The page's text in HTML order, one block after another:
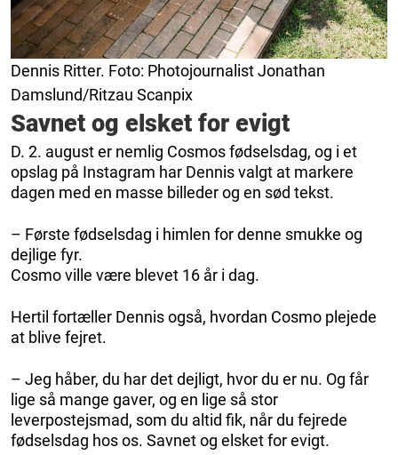
Dennis Ritter. Foto: Photojournalist Jonathan
Damslund/Ritzau Scanpix
Savnet og elsket for evigt
D. 2. august er nemlig Cosmos fødselsdag, og i et
opslag på Instagram har Dennis valgt at markere
dagen med en masse billeder og en sød tekst.
– Første fødselsdag i himlen for denne smukke og
dejlige fyr.
Cosmo ville være blevet 16 år i dag.
Hertil fortæller Dennis også, hvordan Cosmo plejede
at blive fejret.
– Jeg håber, du har det dejligt, hvor du er nu. Og får
lige så mange gaver, og en lige så stor
leverpostejsmad, som du altid fik, når du fejrede
fødselsdag hos os. Savnet og elsket for evigt.